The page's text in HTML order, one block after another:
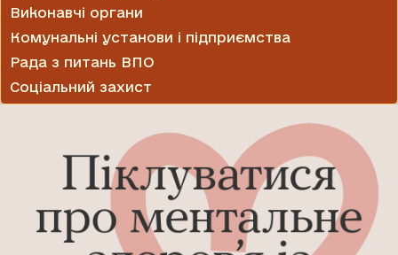
Виконавчі органи
Комунальні установи і підприємства
Рада з питань ВПО
Соціальний захист